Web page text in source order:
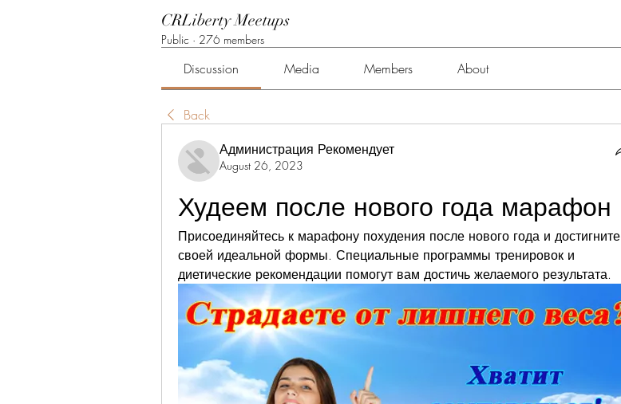
CRLiberty Meetups
Public · 276 members
Discussion Media Members About
Back
Администрация Рекомендует
August 26, 2023
Худеем после нового года марафон
Присоединяйтесь к марафону похудения после нового года и достигните
своей идеальной формы. Специальные программы тренировок и
диетические рекомендации помогут вам достичь желаемого результата.